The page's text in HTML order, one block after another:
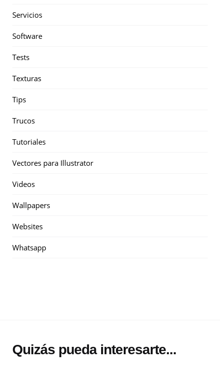
Servicios
Software
Tests
Texturas
Tips
Trucos
Tutoriales
Vectores para Illustrator
Videos
Wallpapers
Websites
Whatsapp
Quizás pueda interesarte...